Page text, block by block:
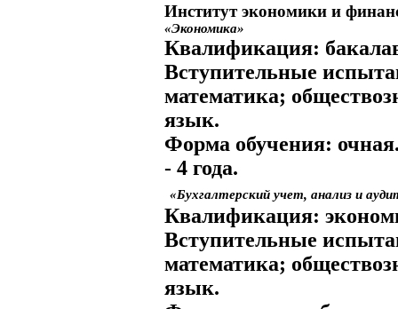
Институт экономики и
«Экономика»
Квалификация:
Вступительные
математика;
язык.
Форма обучения:
- 4 года.
«Бухгалтерский учет, анализ и
Квалификация:
Вступительные
математика;
язык.